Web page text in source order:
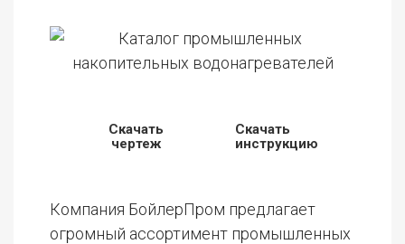
Скачать
чертеж
Скачать
инструкцию
Компания БойлерПром предлагает
огромный ассортимент промышленных